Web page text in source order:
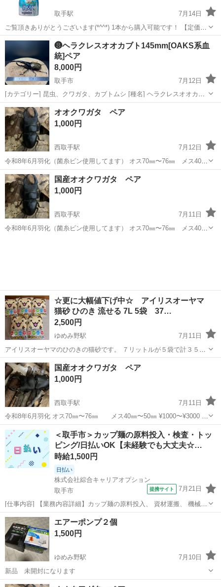
取手駅
7月14日
ご覧頂きありがとうございます(*^^*) 1本から購入可能です！ 【定価】
1本あたり1500円程で購入しました ⚠️10本くらいあるので購入希望の
数コメントお願いします 匂いお抑えて消臭＆除菌出来るのでとても使
いやす...
茨城 取手市 取手駅 チンチラ
❽ヘラクレスオオカブト145mm[OAKS系血
統]ペア
8,000円
取手市
7月12日
[カテゴリー] 昆虫、クワガタ、カブトムシ [種名] ヘラクレスオオカブ
ト [サイズ] ♂145mm (約) ♀フリーサイズ〜70mm (約) [産地] グアドル
ープ島 [羽化] ♂2026.03.07 ♀202...
茨城 取手市 その他 OAKS
オオクワガタ ペア
1,000円
西取手駅
7月12日
令和8年6月羽化（菌糸ビン使用してます） オス70㎜〜76㎜ メス40
㎜〜50㎜ 1000円〜3000円(大きさにより) 本日17時までの出品となりま
す 数には限りがありますのでご了承ください 飼育は100均で売っ...
茨城 取手市 西取手駅 その他
国産オオクワガタ ペア
1,000円
西取手駅
7月11日
令和8年6月羽化（菌糸ビン使用してます） オス70㎜〜76㎜ メス40
☆更に大幅値下げ中☆ アイリスオーヤマ
猫砂 ひのき 流せる 7L 5袋 37…
2,500円
ゆめみ野駅
7月11日
アイリスオーヤマのひのきの猫砂です。 ７リットルが５袋で計３５リ
ットルです。 ネットで買うよりも安くお出ししています。 うちの子た
ちには、合わなかったようなので、お譲りします。 取引場所は、多少
の配慮が可能です。...
茨城 取手市 ゆめみ野駅 その他
国産オオクワガタ ペア
1,000円
西取手駅
7月11日
令和8年6月羽化 オス70㎜〜76㎜ メス40㎜〜50㎜ ¥1000〜¥3000 今
週日曜日まで出品します。 数にはもちろん限りがあります
茨城 取手市 西取手駅 その他 オオクワガタ
＜取手市＞カップ麺の原料投入・検査・トッ
ピング/日払いOK【未経験でも大丈夫☆…
時給1,500円
日払い
株式会社綜合キャリアオプション
取手市
提携サイト 7月21日
[仕事内容] 【業務内容詳細】カップ麺の原料投入、 資材運搬、 機械の
洗浄、 カップ麺の具材に異物が無いか、 カップの中に具材が全て入っ
ているかの目視検査、 カップ麺の具材トッピングなどのお仕事です。
【取扱製品情報】カップ...
茨城 取手市
エアーポンプ２個
1,500円
ゆめみ野駅
7月10日
新品 未開封になります
茨城 取手市 ゆめみ野駅